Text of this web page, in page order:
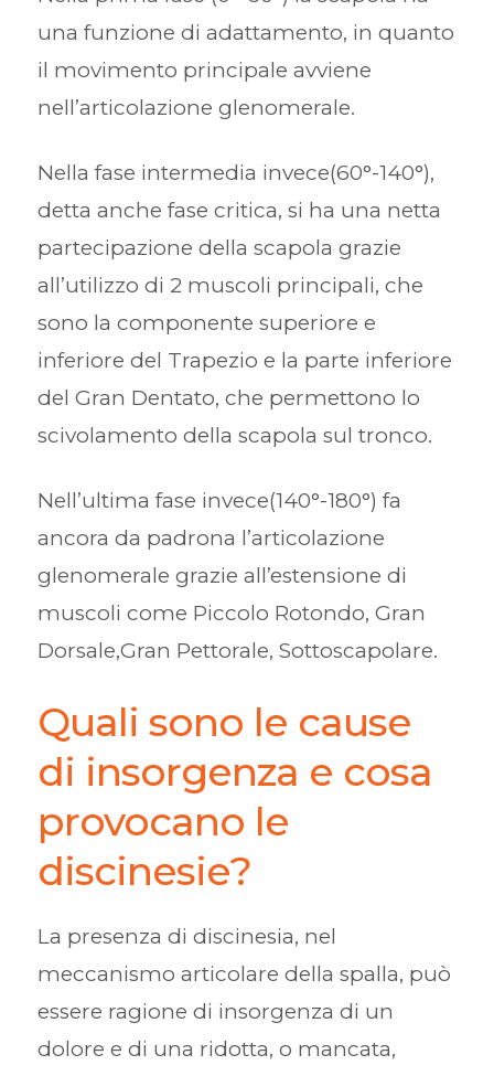
una funzione di adattamento, in quanto
il movimento principale avviene
nell’articolazione glenomerale.
Nella fase intermedia invece(60°-140°),
detta anche fase critica, si ha una netta
partecipazione della scapola grazie
all’utilizzo di 2 muscoli principali, che
sono la componente superiore e
inferiore del Trapezio e la parte inferiore
del Gran Dentato, che permettono lo
scivolamento della scapola sul tronco.
Nell’ultima fase invece(140°-180°) fa
ancora da padrona l’articolazione
glenomerale grazie all’estensione di
muscoli come Piccolo Rotondo, Gran
Dorsale,Gran Pettorale, Sottoscapolare.
Quali sono le cause
di insorgenza e cosa
provocano le
discinesie?
La presenza di discinesia, nel
meccanismo articolare della spalla, può
essere ragione di insorgenza di un
dolore e di una ridotta, o mancata,